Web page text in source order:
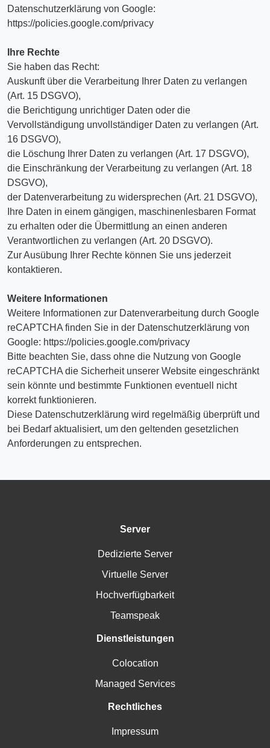
Datenschutzerklärung von Google:
https://policies.google.com/privacy
Ihre Rechte
Sie haben das Recht:
Auskunft über die Verarbeitung Ihrer Daten zu verlangen
(Art. 15 DSGVO),
die Berichtigung unrichtiger Daten oder die
Vervollständigung unvollständiger Daten zu verlangen (Art.
16 DSGVO),
die Löschung Ihrer Daten zu verlangen (Art. 17 DSGVO),
die Einschränkung der Verarbeitung zu verlangen (Art. 18
DSGVO),
der Datenverarbeitung zu widersprechen (Art. 21 DSGVO),
Ihre Daten in einem gängigen, maschinenlesbaren Format
zu erhalten oder die Übermittlung an einen anderen
Verantwortlichen zu verlangen (Art. 20 DSGVO).
Zur Ausübung Ihrer Rechte können Sie uns jederzeit
kontaktieren.
Weitere Informationen
Weitere Informationen zur Datenverarbeitung durch Google
reCAPTCHA finden Sie in der Datenschutzerklärung von
Google: https://policies.google.com/privacy
Bitte beachten Sie, dass ohne die Nutzung von Google
reCAPTCHA die Sicherheit unserer Website eingeschränkt
sein könnte und bestimmte Funktionen eventuell nicht
korrekt funktionieren.
Diese Datenschutzerklärung wird regelmäßig überprüft und
bei Bedarf aktualisiert, um den geltenden gesetzlichen
Anforderungen zu entsprechen.
Server
Dedizierte Server
Virtuelle Server
Hochverfügbarkeit
Teamspeak
Dienstleistungen
Colocation
Managed Services
Rechtliches
Impressum